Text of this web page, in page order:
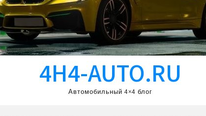
4H4-AUTO.RU
Автомобильный 4×4 блог